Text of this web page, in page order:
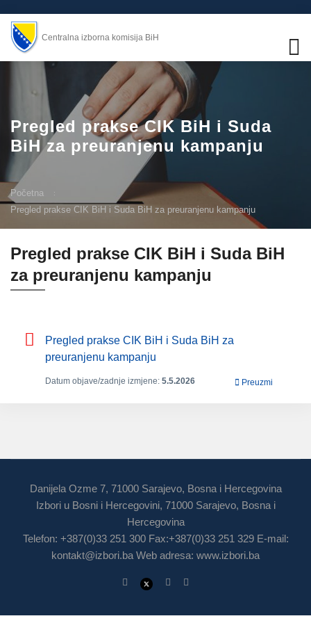
Centralna izborna komisija BiH
Pregled prakse CIK BiH i Suda
BiH za preuranjenu kampanju
Početna
Pregled prakse CIK BiH i Suda BiH za preuranjenu kampanju
Pregled prakse CIK BiH i Suda BiH
za preuranjenu kampanju
Pregled prakse CIK BiH i Suda BiH za
preuranjenu kampanju
Datum objave/zadnje izmjene: 5.5.2026 Preuzmi
Danijela Ozme 7, 71000 Sarajevo, Bosna i Hercegovina
Izbori u Bosni i Hercegovini, 71000 Sarajevo, Bosna i
Hercegovina
Telefon: +387(0)33 251 300 Fax:+387(0)33 251 329 E-mail:
kontakt@izbori.ba Web adresa: www.izbori.ba